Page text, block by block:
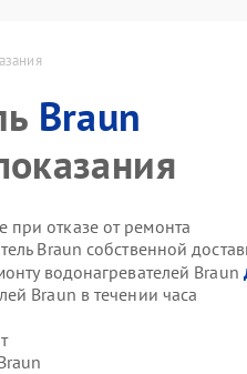
Braun
при отказе от ремонта
Braun собственной
водонагревателей Braun
Braun в течении часа